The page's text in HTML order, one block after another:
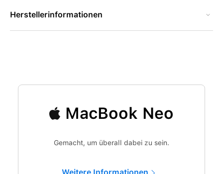
Herstellerinformationen
MacBook Neo
Gemacht, um überall dabei zu sein.